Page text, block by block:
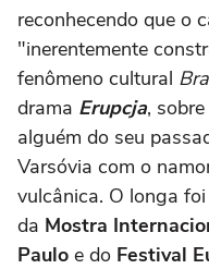
reconhecendo que o
"inerentemente
fenômeno cultural
drama Erupcja,
alguém do seu
Varsóvia com o
vulcânica. O longa
da Mostra
Paulo e do Festival